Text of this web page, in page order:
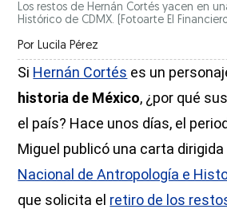
Los restos de Hernán Cortés yacen en
Histórico de CDMX. (Fotoarte El
Por Lucila Pérez
Si Hernán Cortés es un
historia de México, ¿por qué
el país? Hace unos días, el
Miguel publicó una carta dirigida
Nacional de Antropología e
que solicita el retiro de los